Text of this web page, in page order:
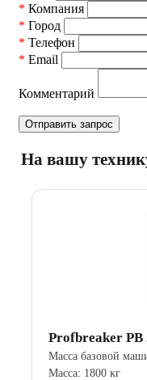
* Компания
* Город
* Телефон
* Email
Комментарий
На вашу
Profbreaker PB
Масса базовой
Масса: 1800 кг